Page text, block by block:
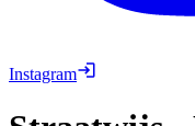
Instagram